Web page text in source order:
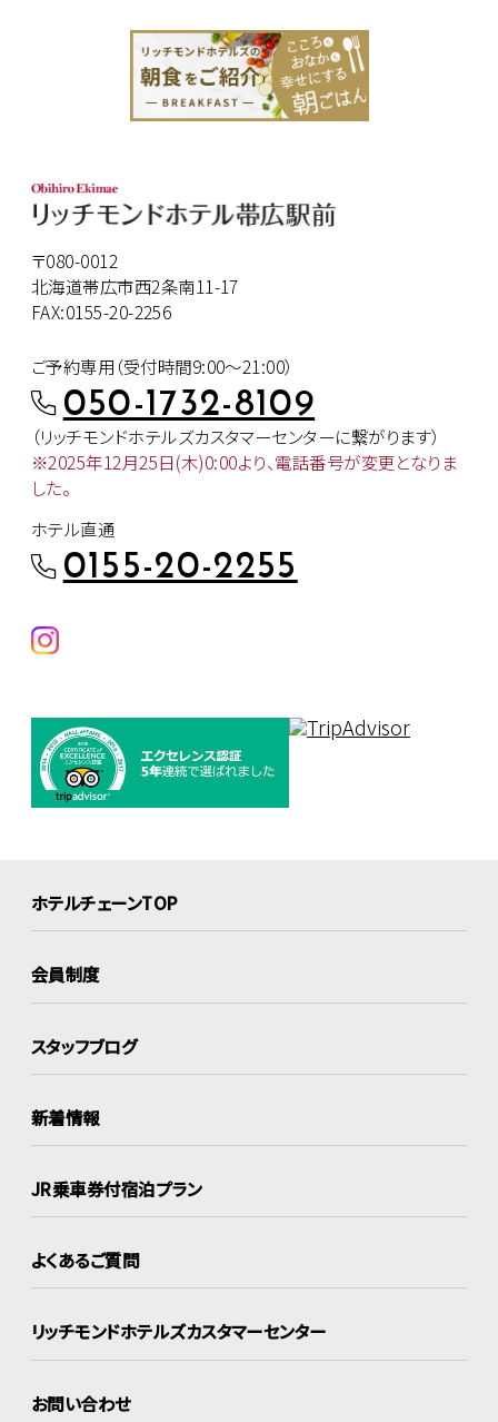
〒080-0012
北海道帯広市西2条南11-17
FAX:0155-20-2256
ご予約専用（受付時間9:00～21:00）
050-1732-8109
（リッチモンドホテルズカスタマーセンターに繋がります）
※2025年12月25日(木)0:00より、電話番号が変更となりま
した。
ホテル直通
0155-20-2255
ホテルチェーンTOP
会員制度
スタッフブログ
新着情報
JR乗車券付宿泊プラン
よくあるご質問
リッチモンドホテルズカスタマーセンター
お問い合わせ